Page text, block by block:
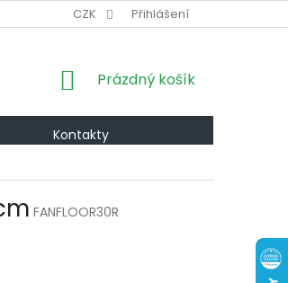
VÝMĚNA A VRÁCENÍ PODMÍNKY OCHRANY
CZK Přihlášení
NÁKUPNÍ
Prázdný košík
Kontakty
FANFLOOR30R